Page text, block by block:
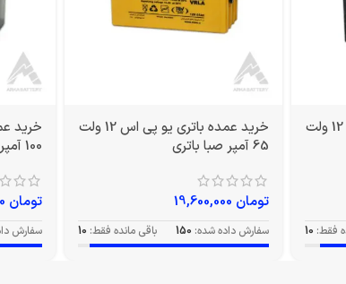
خرید عمده باتری یو پی اس 12 ولت
فقط: 10
خرید عمده باتری یو پی اس 12 ولت
65 آمپر صبا باتری
تومان
سفارش داده شده: 150 باقی مانده فقط: 10
100 آمپر صبا باتری
تومان
سفارش